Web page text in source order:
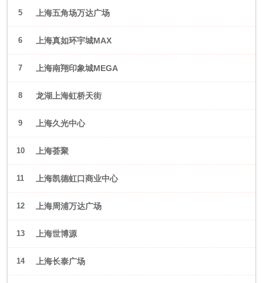
5 上海五角场万达广场
6 上海真如环宇城MAX
7 上海南翔印象城MEGA
8 龙湖上海虹桥天街
9 上海久光中心
10 上海荟聚
11 上海凯德虹口商业中心
12 上海周浦万达广场
13 上海世博源
14 上海长泰广场